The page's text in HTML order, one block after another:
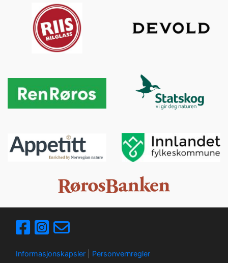
Informasjonskapsler Personvernregler